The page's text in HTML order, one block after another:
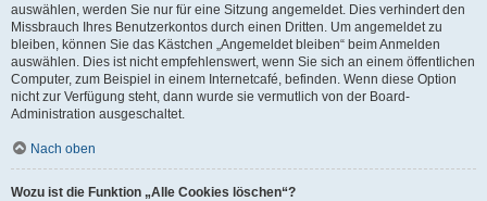
auswählen, werden Sie nur für eine Sitzung angemeldet. Dies verhindert den
Missbrauch Ihres Benutzerkontos durch einen Dritten. Um angemeldet zu
bleiben, können Sie das Kästchen „Angemeldet bleiben“ beim Anmelden
auswählen. Dies ist nicht empfehlenswert, wenn Sie sich an einem öffentlichen
Computer, zum Beispiel in einem Internetcafé, befinden. Wenn diese Option
nicht zur Verfügung steht, dann wurde sie vermutlich von der Board-
Administration ausgeschaltet.
Nach oben
Wozu ist die Funktion „Alle Cookies löschen“?